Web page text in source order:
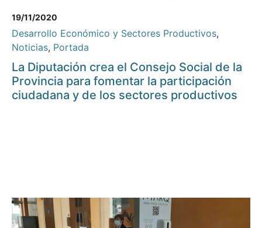
19/11/2020
Desarrollo Económico y Sectores Productivos,
Noticias, Portada
La Diputación crea el Consejo Social de la
Provincia para fomentar la participación
ciudadana y de los sectores productivos